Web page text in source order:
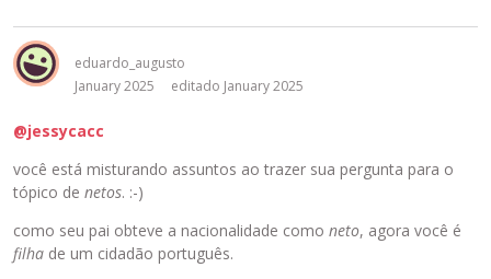
eduardo_augusto
January 2025
editado January 2025
@jessycacc
você está misturando assuntos ao trazer sua pergunta para o
tópico de netos. :-)
como seu pai obteve a nacionalidade como neto, agora você é
filha de um cidadão português.